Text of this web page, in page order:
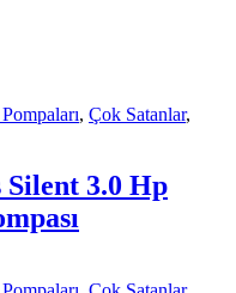
, Çok Satanlar,
3.0 Hp